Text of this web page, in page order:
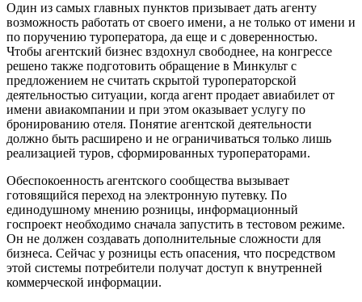
Один из самых главных пунктов призывает дать агенту
возможность работать от своего имени, а не только от имени и
по поручению туроператора, да еще и с доверенностью.
Чтобы агентский бизнес вздохнул свободнее, на конгрессе
решено также подготовить обращение в Минкульт с
предложением не считать скрытой туроператорской
деятельностью ситуации, когда агент продает авиабилет от
имени авиакомпании и при этом оказывает услугу по
бронированию отеля. Понятие агентской деятельности
должно быть расширено и не ограничиваться только лишь
реализацией туров, сформированных туроператорами.
Обеспокоенность агентского сообщества вызывает
готовящийся переход на электронную путевку. По
единодушному мнению розницы, информационный
госпроект необходимо сначала запустить в тестовом режиме.
Он не должен создавать дополнительные сложности для
бизнеса. Сейчас у розницы есть опасения, что посредством
этой системы потребители получат доступ к внутренней
коммерческой информации.